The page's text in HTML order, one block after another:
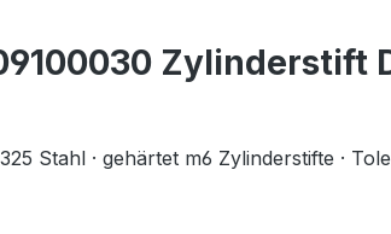
Zylinderstift
Stahl · gehärtet m6 Zylinderstifte ·